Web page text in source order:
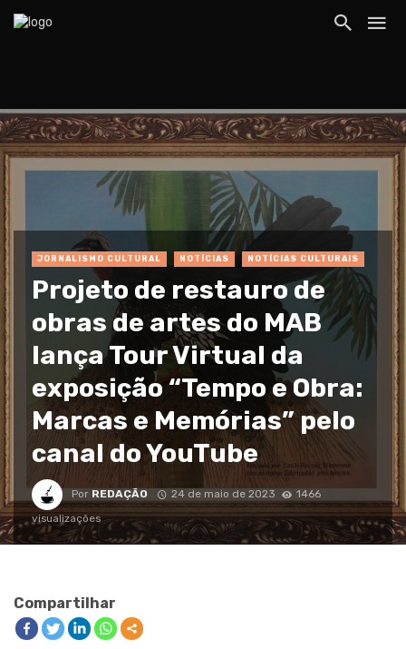
JORNALISMO CULTURAL NOTÍCIAS NOTÍCIAS CULTURAIS
Projeto de restauro de
obras de artes do MAB
lança Tour Virtual da
exposição “Tempo e Obra:
Marcas e Memórias” pelo
canal do YouTube
Por REDAÇÃO 24 de maio de 2023
1466
visualizações
Compartilhar